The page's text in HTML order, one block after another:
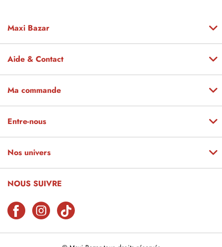
Maxi Bazar
Aide & Contact
Ma commande
Entre-nous
Nos univers
NOUS SUIVRE